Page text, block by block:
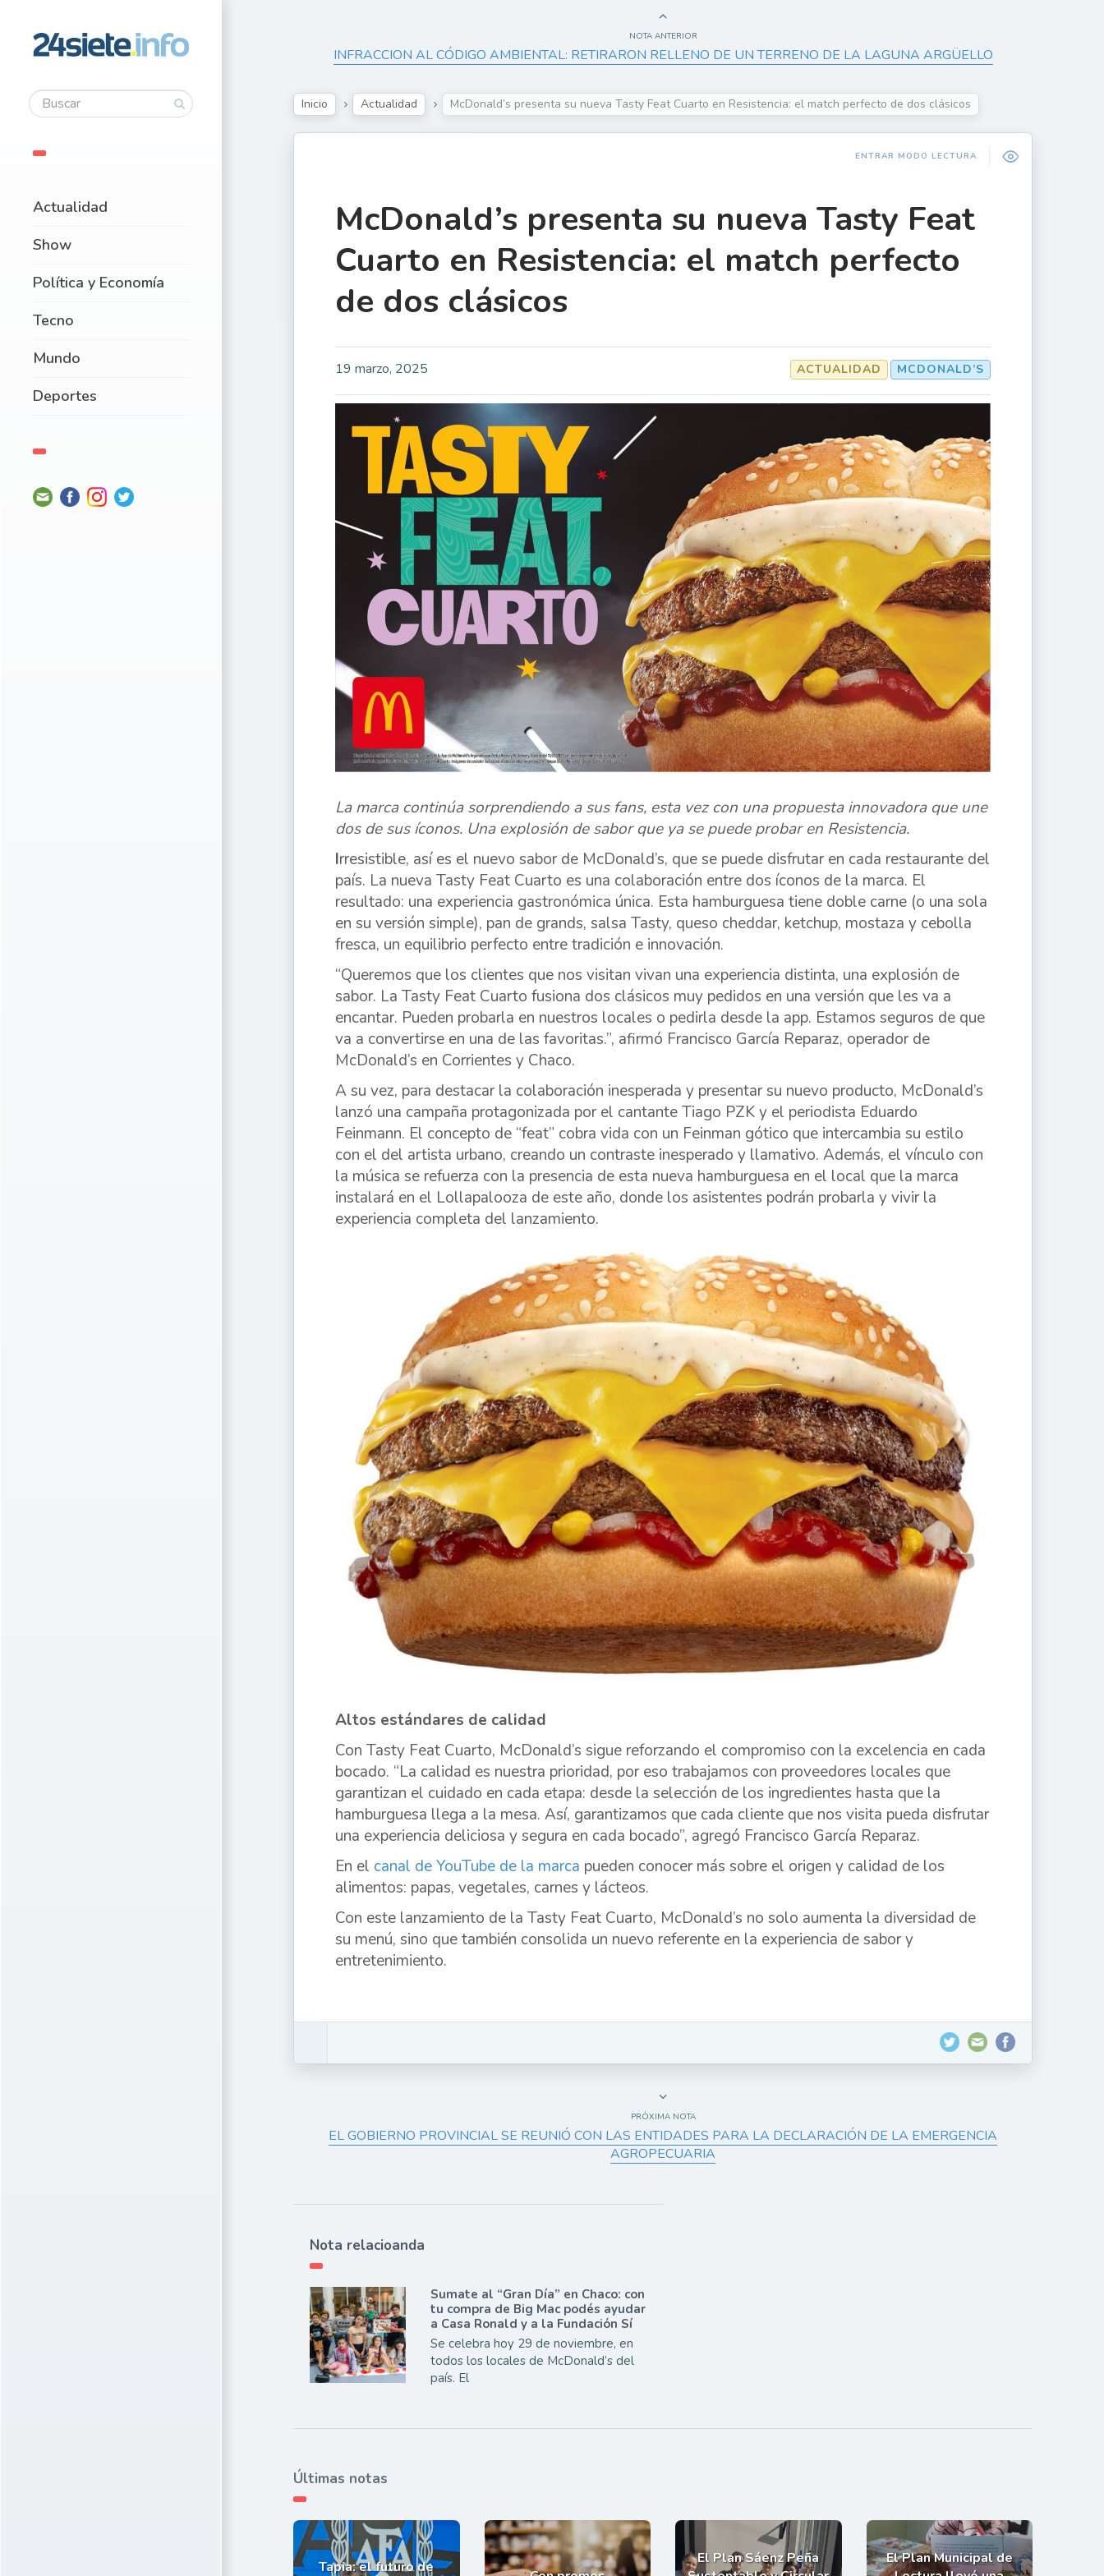
Actualidad
Show
Política y Economía
Tecno
Mundo
Deportes
NOTA ANTERIOR
INFRACCION AL CÓDIGO AMBIENTAL: RETIRARON RELLENO DE UN TERRENO DE LA LAGUNA ARGÜELLO
Inicio Actualidad McDonald’s presenta su nueva Tasty Feat Cuarto en Resistencia: el match perfecto de dos clásicos
ENTRAR MODO LECTURA
McDonald’s presenta su nueva Tasty Feat
Cuarto en Resistencia: el match perfecto
de dos clásicos
19 marzo, 2025 MCDONALD’S
ACTUALIDAD
La marca continúa sorprendiendo a sus fans, esta vez con una propuesta innovadora que une
dos de sus íconos. Una explosión de sabor que ya se puede probar en Resistencia.
Irresistible, así es el nuevo sabor de McDonald’s, que se puede disfrutar en cada restaurante del
país. La nueva Tasty Feat Cuarto es una colaboración entre dos íconos de la marca. El
resultado: una experiencia gastronómica única. Esta hamburguesa tiene doble carne (o una sola
en su versión simple), pan de grands, salsa Tasty, queso cheddar, ketchup, mostaza y cebolla
fresca, un equilibrio perfecto entre tradición e innovación.
“Queremos que los clientes que nos visitan vivan una experiencia distinta, una explosión de
sabor. La Tasty Feat Cuarto fusiona dos clásicos muy pedidos en una versión que les va a
encantar. Pueden probarla en nuestros locales o pedirla desde la app. Estamos seguros de que
va a convertirse en una de las favoritas.”, afirmó Francisco García Reparaz, operador de
McDonald’s en Corrientes y Chaco.
A su vez, para destacar la colaboración inesperada y presentar su nuevo producto, McDonald’s
lanzó una campaña protagonizada por el cantante Tiago PZK y el periodista Eduardo
Feinmann. El concepto de “feat” cobra vida con un Feinman gótico que intercambia su estilo
con el del artista urbano, creando un contraste inesperado y llamativo. Además, el vínculo con
la música se refuerza con la presencia de esta nueva hamburguesa en el local que la marca
instalará en el Lollapalooza de este año, donde los asistentes podrán probarla y vivir la
experiencia completa del lanzamiento.
Altos estándares de calidad
Con Tasty Feat Cuarto, McDonald’s sigue reforzando el compromiso con la excelencia en cada
bocado. “La calidad es nuestra prioridad, por eso trabajamos con proveedores locales que
garantizan el cuidado en cada etapa: desde la selección de los ingredientes hasta que la
hamburguesa llega a la mesa. Así, garantizamos que cada cliente que nos visita pueda disfrutar
una experiencia deliciosa y segura en cada bocado”, agregó Francisco García Reparaz.
En el canal de YouTube de la marca pueden conocer más sobre el origen y calidad de los
alimentos: papas, vegetales, carnes y lácteos.
Con este lanzamiento de la Tasty Feat Cuarto, McDonald’s no solo aumenta la diversidad de
su menú, sino que también consolida un nuevo referente en la experiencia de sabor y
entretenimiento.
PRÓXIMA NOTA
EL GOBIERNO PROVINCIAL SE REUNIÓ CON LAS ENTIDADES PARA LA DECLARACIÓN DE LA EMERGENCIA
AGROPECUARIA
Nota relacioanda
Sumate al “Gran Día” en Chaco: con
tu compra de Big Mac podés ayudar
a Casa Ronald y a la Fundación Sí
Se celebra hoy 29 de noviembre, en
todos los locales de McDonald’s del
país. El
Últimas notas
Tapia: el futuro de
El Plan Sáenz Peña
El Plan Municipal de